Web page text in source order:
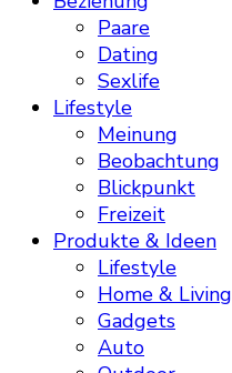
Paare
Dating
Sexlife
Lifestyle
Meinung
Beobachtung
Blickpunkt
Freizeit
Produkte & Ideen
Lifestyle
Home & Living
Gadgets
Auto